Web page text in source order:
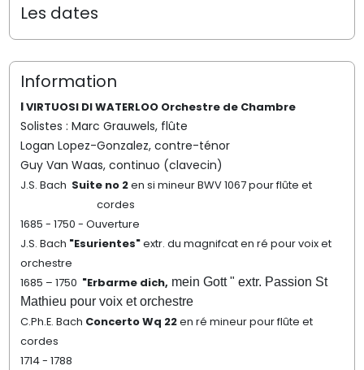
Les dates
Information
IVIRTUOSI DI WATERLOO Orchestre de Chambre
Solistes : Marc Grauwels, flûte
Logan Lopez-Gonzalez, contre-ténor
Guy Van Waas, continuo (clavecin)
J.S. Bach Suite no 2en si mineur BWV 1067 pour flûte et
cordes
1685 - 1750 - Ouverture
J.S. Bach "Esurientes"extr. du magnifcat en ré pour voix et
orchestre
1685 – 1750 "Erbarme dich, mein Gott " extr. Passion St
Mathieu pour voix et orchestre
C.Ph.E. Bach Concerto Wq 22en ré mineur pour flûte et
cordes
1714 - 1788